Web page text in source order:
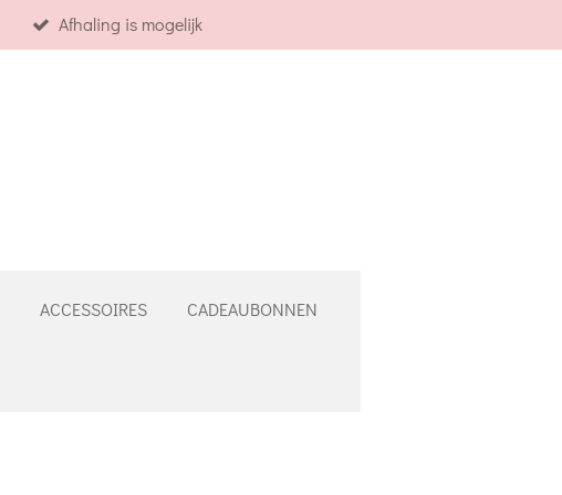
Afhaling is mogelijk
ACCESSOIRES CADEAUBONNEN